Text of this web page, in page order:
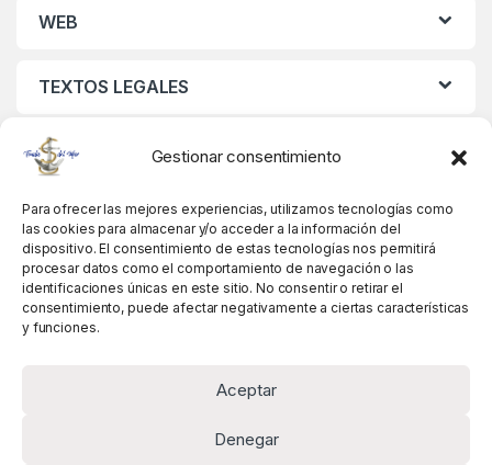
Gestionar consentimiento
Para ofrecer las mejores experiencias, utilizamos tecnologías como
las cookies para almacenar y/o acceder a la información del
dispositivo. El consentimiento de estas tecnologías nos permitirá
procesar datos como el comportamiento de navegación o las
identificaciones únicas en este sitio. No consentir o retirar el
consentimiento, puede afectar negativamente a ciertas características
y funciones.
Aceptar
Denegar
WEB
TEXTOS LEGALES
MIS DATOS